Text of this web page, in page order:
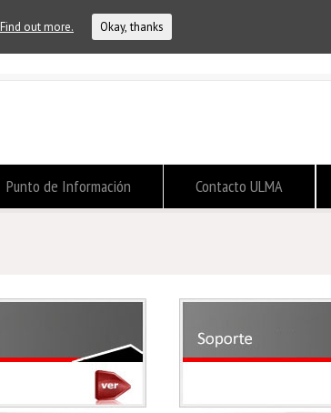
Punto de Información Contacto ULMA
Find out more. Okay, thanks